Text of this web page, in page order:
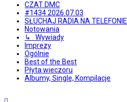
CZAT DMC
#1434 2026.07.03
SŁUCHAJ RADIA NA TELEFONIE
Notowania
↳ Wywiady
Imprezy
Ogólnie
Best of the Best
Płyta wieczoru
Albumy, Single, Kompilacje